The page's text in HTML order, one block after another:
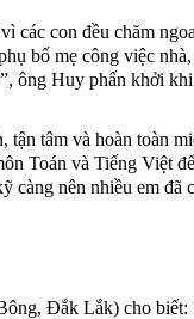
các con đều chăm
bố mẹ công việc
ông Huy phấn khởi
tận tâm và hoàn toàn
Toán và Tiếng Việt
càng nên nhiều em đã
Đắk Lắk) cho biết: